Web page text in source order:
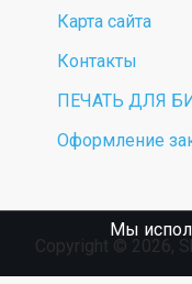
Карта сайта
Контакты
ПЕЧАТЬ ДЛЯ
Оформление
Copyright © 2026,
Мы